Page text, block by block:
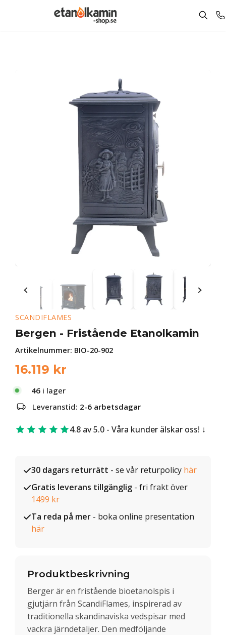
SCANDIFLAMES
Bergen - Fristående Etanolkamin
Artikelnummer: BIO-20-902
16.119 kr
46 i lager
Leveranstid: 2-6 arbetsdagar
4.8 av 5.0 - Våra kunder älskar oss!
30 dagars returrätt - se vår returpolicy här
Gratis leverans tillgänglig - fri frakt över
1499 kr
Ta reda på mer - boka online presentation
här
Produktbeskrivning
Berger är en fristående bioetanolspis i
gjutjärn från ScandiFlames, inspirerad av
traditionella skandinaviska vedspisar med
vackra järndetaljer. Den medföljande